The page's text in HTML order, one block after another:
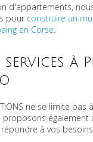
d'appartements,
pour construire un
en Corse
à
ne se limite pas
également
à vos